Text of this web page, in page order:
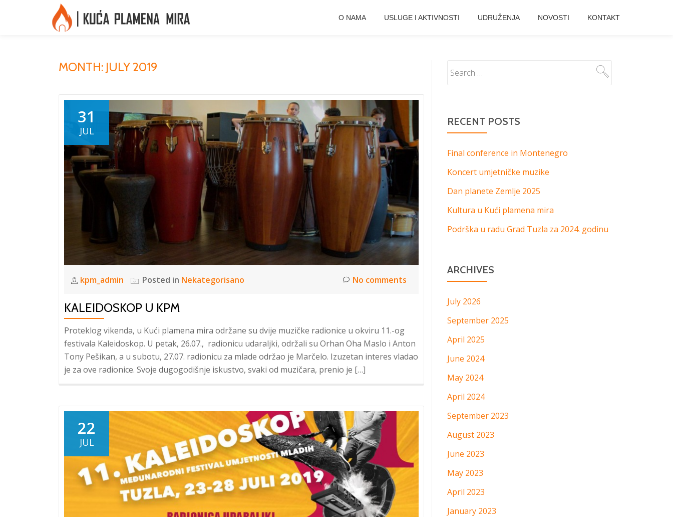
O NAMA USLUGE I AKTIVNOSTI UDRUŽENJA NOVOSTI KONTAKT
MONTH: JULY 2019
31
JUL
kpm_admin Posted in Nekategorisano No comments
KALEIDOSKOP U KPM
Proteklog vikenda, u Kući plamena mira održane su dvije muzičke radionice u okviru 11.-og
festivala Kaleidoskop. U petak, 26.07., radionicu udaraljki, održali su Orhan Oha Maslo i Anton
Tony Pešikan, a u subotu, 27.07. radionicu za mlade održao je Marčelo. Izuzetan interes vladao
je za ove radionice. Svoje dugogodišnje iskustvo, svaki od muzičara, prenio je […]
22
JUL
RECENT POSTS
Final conference in Montenegro
Koncert umjetničke muzike
Dan planete Zemlje 2025
Kultura u Kući plamena mira
Podrška u radu Grad Tuzla za 2024. godinu
ARCHIVES
July 2026
September 2025
April 2025
June 2024
May 2024
April 2024
September 2023
August 2023
June 2023
May 2023
April 2023
January 2023